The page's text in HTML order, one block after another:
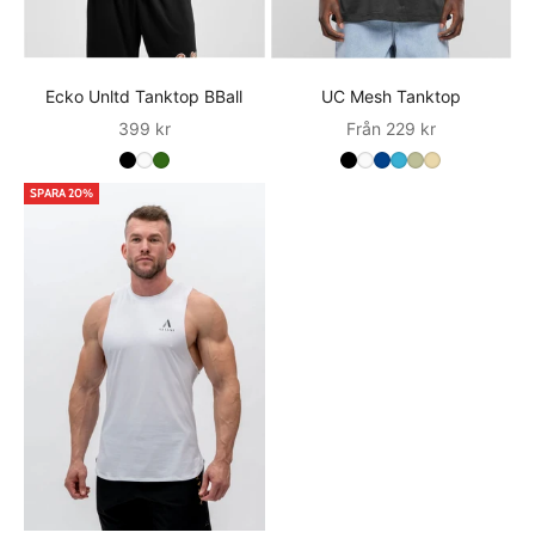
att bevara materialens kvalitet och färg. Hängtorkning eller
torkning på låg värme är vanligtvis föredraget för att undvika
Ecko Unltd Tanktop BBall
Sale
399 kr
UC Mesh Tanktop
Sale
Från 229 kr
SPARA 20%